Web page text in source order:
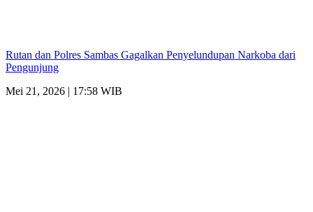
Rutan dan Polres Sambas Gagalkan Penyelundupan Narkoba dari
Pengunjung
Mei 21, 2026 | 17:58 WIB